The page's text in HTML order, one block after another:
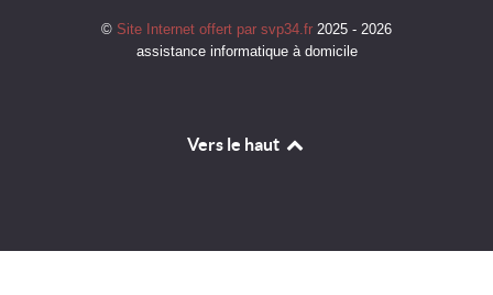
© Site Internet offert par svp34.fr 2025 - 2026
assistance informatique à domicile
Vers le haut